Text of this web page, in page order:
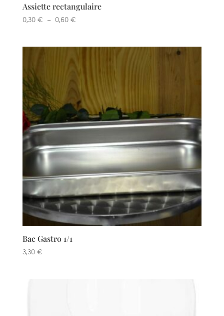
Assiette rectangulaire
0,30 € – 0,60 €Plage
Bac Gastro 1/1
3,30 €